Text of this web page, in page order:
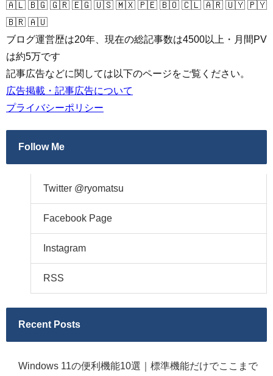
🇦🇱 🇧🇬 🇬🇷 🇪🇬 🇺🇸 🇲🇽 🇵🇪 🇧🇴 🇨🇱 🇦🇷 🇺🇾 🇵🇾
🇧🇷 🇦🇺
ブログ運営歴は20年、現在の総記事数は4500以上・月間PV
は約5万です
記事広告などに関しては以下のページをご覧ください。
広告掲載・記事広告について
プライバシーポリシー
Follow Me
Twitter @ryomatsu
Facebook Page
Instagram
RSS
Recent Posts
Windows 11の便利機能10選｜標準機能だけでここまで